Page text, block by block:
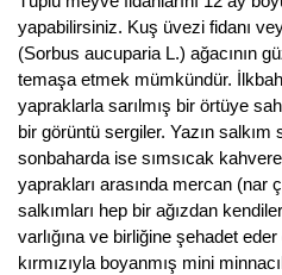
yapabilirsiniz. Kuş üvezi fidanı
(Sorbus aucuparia L.) ağacının
temaşa etmek mümkündür.
yapraklarla sarılmış bir örtüye
bir görüntü sergiler. Yazın
sonbaharda ise sımsıcak
yaprakları arasında mercan (nar
salkımları hep bir ağızdan
varlığına ve birliğine şehadet
kırmızıyla boyanmış mini
Goji Berry Fidanı
Hünnap Fidanı
İncir Fidanı
Kapari Gebre Otu Fidanı
Kayısı Fidanı